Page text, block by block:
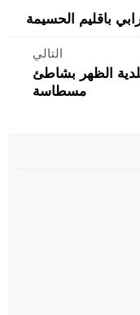
باقليم الحسيمة
التالي
الظهر بشاطئ
مسطاسة